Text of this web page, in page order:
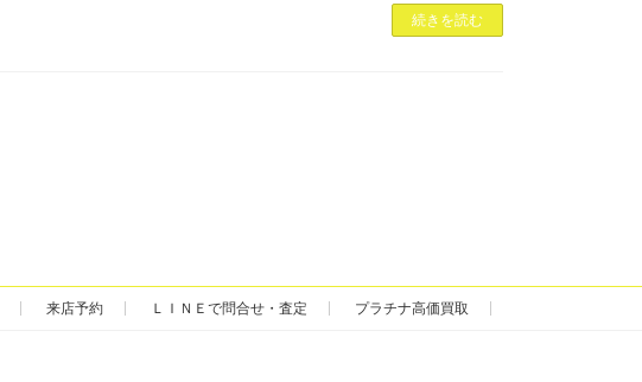
続きを読む
来店予約 ＬＩＮＥで問合せ・査定 プラチナ高価買取